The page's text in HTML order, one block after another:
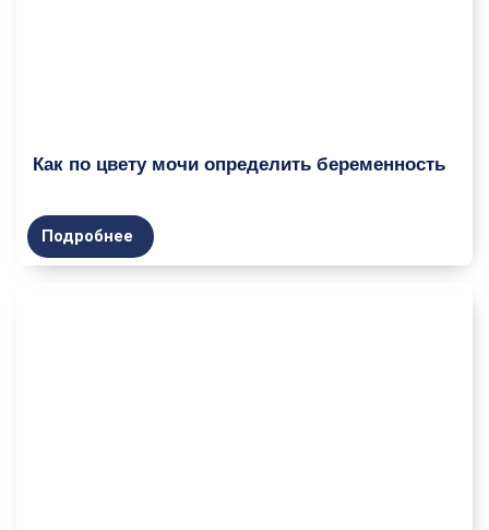
Как по цвету мочи определить беременность
Подробнее